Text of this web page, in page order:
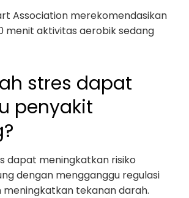
Association merekomendasikan
menit aktivitas aerobik sedang
stres dapat
penyakit
dapat meningkatkan risiko
dengan mengganggu regulasi
meningkatkan tekanan darah.